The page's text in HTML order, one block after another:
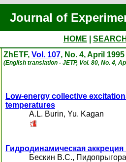
Journal of
HOME
ZhETF, Vol. 107, No. 4, April 1995
(English translation - JETP, Vol. 80, No. 4,
Low-energy collective
temperatures
A.L. Burin, Yu. Kagan
Гидродинамическая
Бескин В.С.,